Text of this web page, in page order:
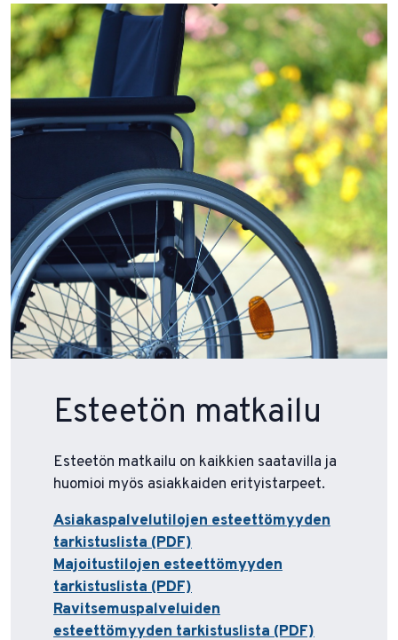
Esteetön matkailu
Esteetön matkailu on kaikkien saatavilla ja
huomioi myös asiakkaiden erityistarpeet.
Asiakaspalvelutilojen esteettömyyden
tarkistuslista (PDF)
Majoitustilojen esteettömyyden
tarkistuslista (PDF)
Ravitsemuspalveluiden
esteettömyyden tarkistuslista (PDF)